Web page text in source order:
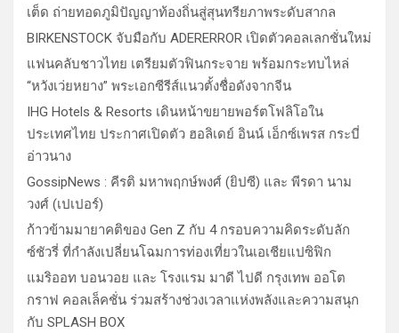
เต็ด ถ่ายทอดภูมิปัญญาท้องถิ่นสู่สุนทรียภาพระดับสากล
BIRKENSTOCK จับมือกับ ADERERROR เปิดตัวคอลเลกชั่นใหม่
แฟนคลับชาวไทย เตรียมตัวฟินกระจาย พร้อมกระทบไหล่
“หวังเว่ยหยาง” พระเอกซีรีส์แนวตั้งชื่อดังจากจีน
IHG Hotels & Resorts เดินหน้าขยายพอร์ตโฟลิโอใน
ประเทศไทย ประกาศเปิดตัว ฮอลิเดย์ อินน์ เอ็กซ์เพรส กระบี่
อ่าวนาง
GossipNews : คีรติ มหาพฤกษ์พงศ์ (ยิปซี) และ พีรดา นาม
วงศ์ (เปเปอร์)
ก้าวข้ามมายาคติของ Gen Z กับ 4 กรอบความคิดระดับลัก
ซ์ชัวรี่ ที่กำลังเปลี่ยนโฉมการท่องเที่ยวในเอเชียแปซิฟิก
แมริออท บอนวอย และ โรงแรม มาดี ไปดี กรุงเทพ ออโต
กราฟ คอลเล็คชั่น ร่วมสร้างช่วงเวลาแห่งพลังและความสนุก
กับ SPLASH BOX